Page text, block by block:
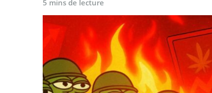
5 mins de lecture